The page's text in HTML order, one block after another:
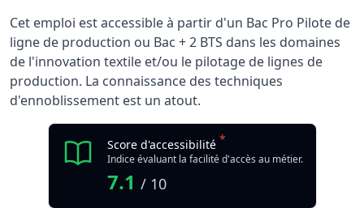
Cet emploi est accessible à partir d'un Bac Pro Pilote de
ligne de production ou Bac + 2 BTS dans les domaines
de l'innovation textile et/ou le pilotage de lignes de
production. La connaissance des techniques
d'ennoblissement est un atout.
Score d'accessibilité *
Indice évaluant la facilité d'accès au métier.
7.1 / 10